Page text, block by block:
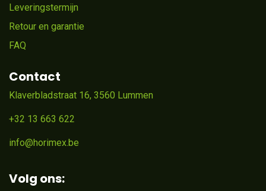
Leveringstermijn
Retour en garantie
FAQ
Contact
Klaverbladstraat 16, 3560 Lummen
+32 13 663 622
info@horimex.be
Volg ons: